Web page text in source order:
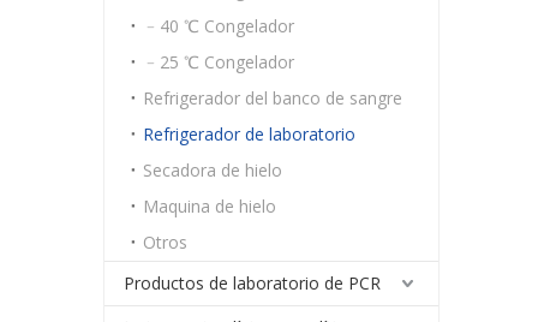
﹣40 ℃ Congelador
﹣25 ℃ Congelador
Refrigerador del banco de sangre
Refrigerador de laboratorio
Secadora de hielo
Maquina de hielo
Otros
Productos de laboratorio de PCR